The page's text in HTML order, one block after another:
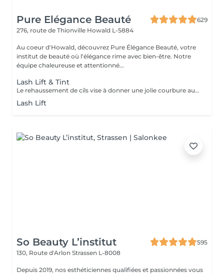
Pure Elégance Beauté
629
276, route de Thionville Howald L-5884
Au coeur d'Howald, découvrez Pure Élégance Beauté, votre
institut de beauté où l'élégance rime avec bien-être. Notre
équipe chaleureuse et attentionné...
Lash Lift & Tint
Le rehaussement de cils vise à donner une jolie courbure aux cils, tout en gardant un aspect naturel. Cela permet d'ouvrir le regard et de lui donner de la douceur. Contrairement aux permanentes, le rehaussement travaille la base des cils. Le Botox qui permet de recourber vos cils tout en les revitalisant. Le traitement à la kératine renforcent les cils de l'intérieur .La teinture des cils et incluent.
Lash Lift
So Beauty L’institut
595
130, Route d'Arlon Strassen L-8008
Depuis 2019, nos esthéticiennes qualifiées et passionnées vous